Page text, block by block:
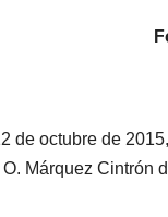
de octubre de
Márquez Cintrón